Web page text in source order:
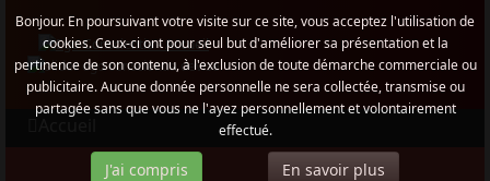
Bonjour. En poursuivant votre visite sur ce site, vous acceptez l'utilisation de
cookies. Ceux-ci ont pour seul but d'améliorer sa présentation et la
pertinence de son contenu, à l'exclusion de toute démarche commerciale ou
publicitaire. Aucune donnée personnelle ne sera collectée, transmise ou
partagée sans que vous ne l'ayez personnellement et volontairement
effectué.
J'ai compris En savoir plus